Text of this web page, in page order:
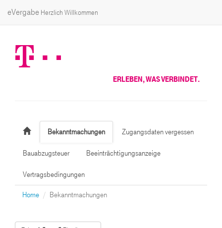
eVergabe Herzlich Willkommen
ERLEBEN, WAS VERBINDET.
Bekanntmachungen Zugangsdaten vergessen
Bauabzugsteuer Beeinträchtigungsanzeige
Vertragsbedingungen
Home Bekanntmachungen